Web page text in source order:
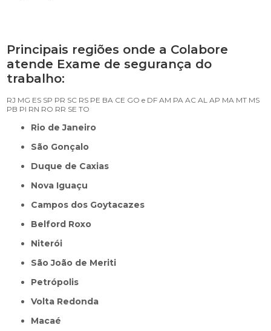
Principais regiões onde a Colabore
atende Exame de segurança do
trabalho:
RJ MG ES SP PR SC RS PE BA CE GO e DF AM PA AC AL AP MA MT MS
PB PI RN RO RR SE TO
Rio de Janeiro
São Gonçalo
Duque de Caxias
Nova Iguaçu
Campos dos Goytacazes
Belford Roxo
Niterói
São João de Meriti
Petrópolis
Volta Redonda
Macaé